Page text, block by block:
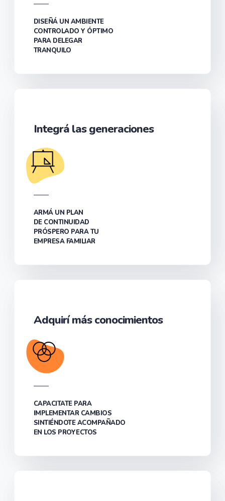
DISEÑÁ UN AMBIENTE
CONTROLADO Y ÓPTIMO
PARA DELEGAR
TRANQUILO
Integrá las generaciones
ARMÁ UN PLAN
DE CONTINUIDAD
PRÓSPERO PARA TU
EMPRESA FAMILIAR
Adquirí más conocimientos
CAPACITATE PARA
IMPLEMENTAR CAMBIOS
SINTIÉNDOTE ACOMPAÑADO
EN LOS PROYECTOS